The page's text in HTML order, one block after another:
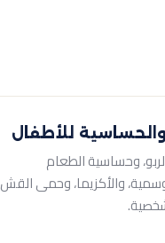
والحساسية للأطفال
وحساسية الطعام
والأكزيما، وحمى القش